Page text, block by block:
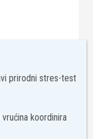
prirodni stres-test
koordinira